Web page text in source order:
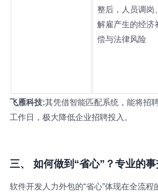
整后，人员调岗、
解雇产生的经济
偿与法律风险
飞雁科技:其凭借智能匹配系统，能将招
工作日，极大降低企业招聘投入。
三、 如何做到“省心”？专业的
软件开发人力外包的“省心”体现在全流程